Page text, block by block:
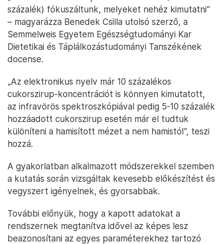
százalék) fókuszáltunk, melyeket nehéz kimutatni”
– magyarázza Benedek Csilla utolsó szerző, a
Semmelweis Egyetem Egészségtudományi Kar
Dietetikai és Táplálkozástudományi Tanszékének
docense.
„Az elektronikus nyelv már 10 százalékos
cukorszirup-koncentrációt is könnyen kimutatott,
az infravörös spektroszkópiával pedig 5-10 százalék
hozzáadott cukorszirup esetén már el tudtuk
különíteni a hamisított mézet a nem hamistól”, teszi
hozzá.
A gyakorlatban alkalmazott módszerekkel szemben
a kutatás során vizsgáltak kevesebb előkészítést és
vegyszert igényelnek, és gyorsabbak.
További előnyük, hogy a kapott adatokat a
rendszernek megtanítva idővel az képes lesz
beazonosítani az egyes paraméterekhez tartozó